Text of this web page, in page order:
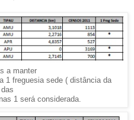
a manter
1 freguesia sede ( distância da
1 será considerada.